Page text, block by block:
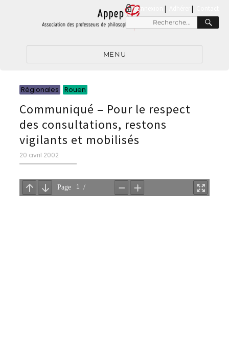
connexion |
Recherche
pour
MENU
Régionales Rouen
Communiqué – Pour le respect
des consultations, restons
vigilants et mobilisés
Publié
le
20 avril 2002